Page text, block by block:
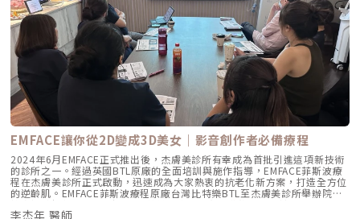
低、使用方便 適合色素型痘疤初期 避免醫療風險醫美淡疤優勢 見效快、處
理深入 可針對凹疤、頑固色素問題 需專業醫師操作，效果更可控建議根據
痘疤類型、時間長短、預算與預期效果綜合評估，並諮詢專業皮膚科醫師或
醫美診所意見。淡疤過程中常見迷思與錯誤想要改善痘疤，有些錯誤觀念反
而會讓問題更嚴重，以下是常見迷思提醒：迷思一、以為痘疤會自己消失事
實：有些人認為只要時間久了痘疤就會淡掉，但實際上，凹陷疤與增生疤若
不積極處理，幾乎不會自行改善。迷思二、一次治療就能恢復光滑肌事實：
淡化痘疤是漸進式的過程，需要多次療程與耐心保養，切勿期望一次治療就
能完全改善。迷思三、美白產品擦愈多愈好事實：過度堆疊保養品容易造成
肌膚敏感、反黑，建議依照膚質與醫師建議適量使用。痘疤類型與對應建議
療程一覽若考慮接受醫美療程，以下為目前常見且有效的淡疤方案，依痘疤
種類分類建議如下： 痘疤類型 建議療程 色素型痘疤 皮秒雷射、脈衝光、果
酸/水楊酸煥膚、美白成分保養 凹陷型痘疤 得美微針筆、膠原蛋白注射（膠
料雷射 選擇療程前，務必先由專業醫師評估膚況，並了解療程次數、風險
與術後保養需求。淡化痘疤的日常保養與飲食建議除了療程與外用產品，日
常保養與內在調理也能幫助肌膚自我修復，更快看到效果。防曬是基本功無
論有無進行療程，嚴格防曬都是避免痘疤加深的關鍵。建議選擇SPF30以
上、PA+++的防曬乳。補水保濕不能少適當保濕能穩定肌膚屏障，減少敏感
供）尤其在採取快速減重的方式時，除了脂肪體積變小外，膠原蛋白也會隨
之流失，進一步削弱皮膚的「地基」，使臉部更容易出現凹陷與鬆弛。這種
情況在30歲以上、皮膚彈性開始下降的人身上尤其明顯。黃醫師近一步說
明：「膠原蛋白流失會導致蘋果肌塌陷，顴骨變得更加明顯，甚至會讓嘴邊
的肉下垂，使整體面容顯得憔悴與老態。」這就是所謂的「瘦身副作用」！
這些方法都有效！但不見得適合每一個人臉部凹陷是許多人求助醫美的原
因，但相關的產品、療程繁多，該如何選擇適合自己的方式呢？黃醫師分
析，目前最常見的改善方法包括玻尿酸填充、自體脂肪移植、埋線拉提、音
波拉提，以及近年來備受關注的膠原蛋白增生劑（如童妍針）。「玻尿酸填
充效果快，但很考驗醫師的技術，一但過度施打加上層次選擇錯誤就容易產
生不自然的膨脹感，造成所謂的『饅化』現象；自體脂肪移植則是透過抽取
自己身上的脂肪，填補臉部的流失區域，雖然使用的是自體的組織，但存活
率不一，有可能需要多次補打才能達到滿意狀態。」黃醫師說明。過去幾
年，埋線拉提也是不少人的選擇之一，透過植入可吸收的線材來刺激膠原蛋
白增生，達到緊緻拉提的效果。然而，如果是單純的皮膚鬆弛，埋線拉提確
實有效，但如果是因為脂肪、膠原蛋白流失，埋線並無法補充流失的體積，
反而可能讓臉部顯得更加削瘦。改善臉垮顯老，黃幼鳴醫師選擇使用童妍針
經過總總考量，黃醫師選擇使用膠原蛋白增生劑「童妍針」來豐盈臉部線
條。「童妍針主要成分為聚左旋乳酸，能夠刺激自體膠原蛋白和彈力蛋白的
EMFACE讓你從2D變成3D美女｜影音創作者必備療程
2024年6月EMFACE正式推出後，杰膚美診所有幸成為首批引進這項新技術
的診所之一。經過英國BTL原廠的全面培訓與施作指導，EMFACE菲斯波療
程在杰膚美診所正式啟動，迅速成為大家熱衷的抗老化新方案，打造全方位
的逆齡肌。EMFACE菲斯波療程原廠台灣比特樂BTL至杰膚美診所舉辦院內
教育訓練課程 / 圖片來源 杰膚美診所這股熱潮的背後原因在於，EMFACE能
夠處理以往微整形針劑、埋線、雷射光療和電音波等技術無法觸及的肌肉層
李杰年 醫師